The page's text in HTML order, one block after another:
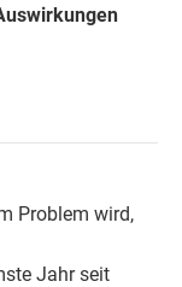
Problem wird,
Jahr seit